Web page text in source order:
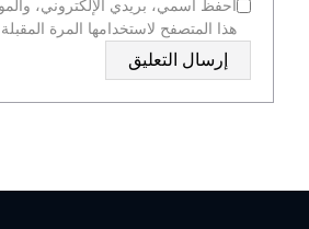
احفظ اسمي، بريدي الإلكتروني،
هذا المتصفح لاستخدامها المرة